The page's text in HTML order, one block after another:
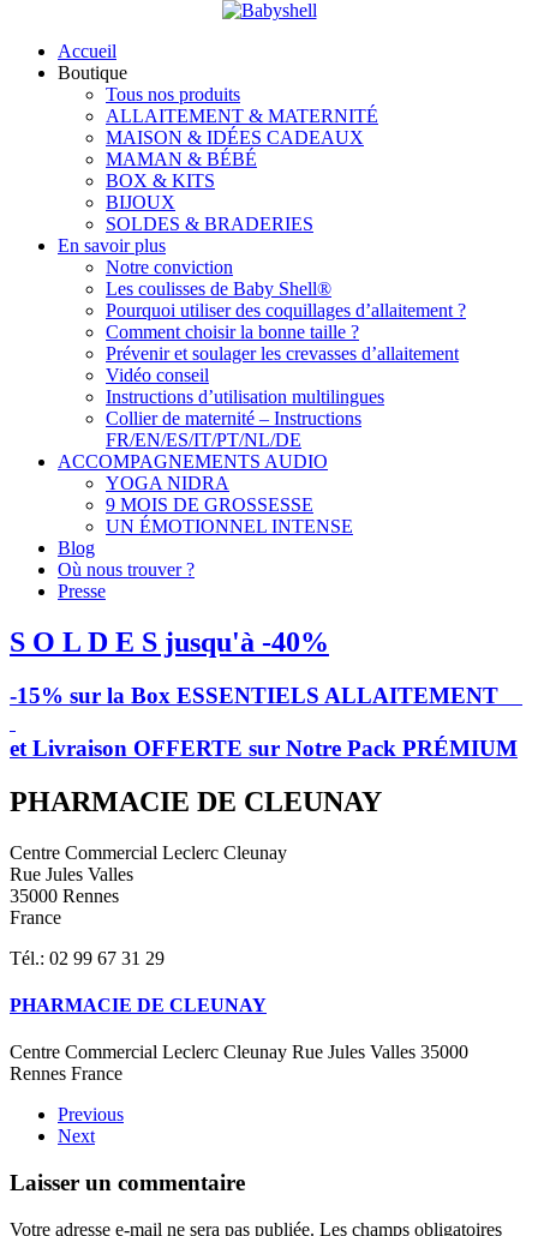
Accueil
Boutique
Tous nos produits
ALLAITEMENT & MATERNITÉ
MAISON & IDÉES CADEAUX
MAMAN & BÉBÉ
BOX & KITS
BIJOUX
SOLDES & BRADERIES
En savoir plus
Notre conviction
Les coulisses de Baby Shell®
Pourquoi utiliser des coquillages d’allaitement ?
Comment choisir la bonne taille ?
Prévenir et soulager les crevasses d’allaitement
Vidéo conseil
Instructions d’utilisation multilingues
Collier de maternité – Instructions
FR/EN/ES/IT/PT/NL/DE
ACCOMPAGNEMENTS AUDIO
YOGA NIDRA
9 MOIS DE GROSSESSE
UN ÉMOTIONNEL INTENSE
Blog
Où nous trouver ?
Presse
S O L D E S jusqu'à -40%
-15% sur la Box ESSENTIELS ALLAITEMENT
et Livraison OFFERTE sur Notre Pack PRÉMIUM
PHARMACIE DE CLEUNAY
Centre Commercial Leclerc Cleunay
Rue Jules Valles
35000 Rennes
France
Tél.: 02 99 67 31 29
PHARMACIE DE CLEUNAY
Centre Commercial Leclerc Cleunay Rue Jules Valles 35000
Rennes France
Previous
Next
Laisser un commentaire
Votre adresse e-mail ne sera pas publiée. Les champs obligatoires